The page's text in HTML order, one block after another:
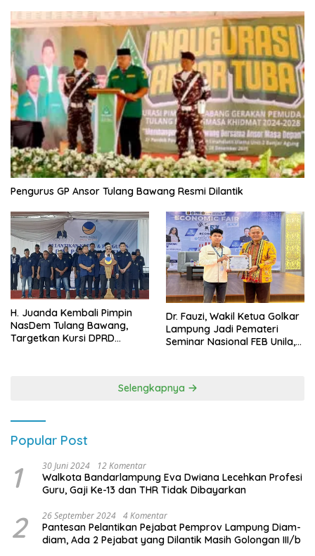
Pengurus GP Ansor Tulang Bawang Resmi Dilantik
H. Juanda Kembali Pimpin
NasDem Tulang Bawang,
Targetkan Kursi DPRD
Dr. Fauzi, Wakil Ketua Golkar
Lampung Jadi Pemateri
Seminar Nasional FEB Unila,
Selengkapnya
Popular Post
1 30 Juni 2024 12 Komentar
Walkota Bandarlampung Eva Dwiana Lecehkan Profesi
Guru, Gaji Ke-13 dan THR Tidak Dibayarkan
2 26 September 2024 4 Komentar
Pantesan Pelantikan Pejabat Pemprov Lampung Diam-
diam, Ada 2 Pejabat yang Dilantik Masih Golongan III/b